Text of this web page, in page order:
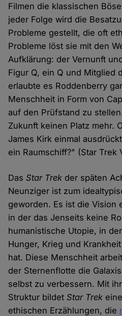
Filmen die klassischen
jeder Folge wird die
Probleme gestellt, die oft
Probleme löst sie mit den
Aufklärung: der Vernunft
Figur Q, ein Q und Mitglied
erlaubte es Roddenberry
Menschheit in Form von
auf den Prüfstand zu
Zukunft keinen Platz mehr.
James Kirk einmal
ein Raumschiff?" (Star Trek
DasStar Trek der späten
Neunziger ist zum
geworden. Es ist die Vision
in der das Jenseits keine
humanistische Utopie, in
Hunger, Krieg und
hat. Diese Menschheit
der Sternenflotte die
selbst zu verbessern. Mit
Struktur bildetStar Trek
ethischen Erzählungen, die